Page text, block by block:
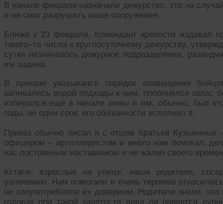
В начале февраля назначали дежурство, это на
и не смог разрушить наше сооружение.
Ближе к 23 февраля, Комендант крепости издавал
такого–то числа к круглосуточному дежурству,
сутки назначалось дежурное подразделение,
им задача.
В приказе указывался порядок оповещения
заливались водой подходы к ним, пополнялся запас
избирался ещё в начале зимы и им, обычно, был
годы, не один срок, его обязанности исполнял я.
Приказ обычно писал я с отцом братьев
офицером – артиллеристом и много нам помогал,
нас постоянным наставником и не жалел своего
Кстати, взрослые на улице, наши родители,
увлечению. Нам помогали и очень терпимо
не злоупотребляли их доверием. Родители знали,
головах при такой занятости вряд ли появятся